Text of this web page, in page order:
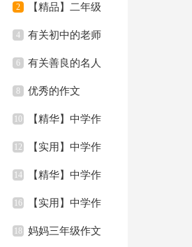
2 【精品】二年级
家乡作文3篇
4 有关初中的老师
作文锦集十篇
6 有关善良的名人
名言
8 优秀的作文
【精】
10 【精华】中学作
文四篇
12 【实用】中学作
文3篇
14 【精华】中学作
文5篇
16 【实用】中学作
文300字五篇
18 妈妈三年级作文